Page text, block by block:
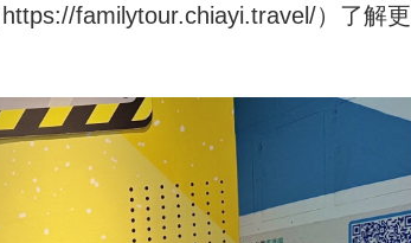
https://familytour.chiayi.travel/）了解更